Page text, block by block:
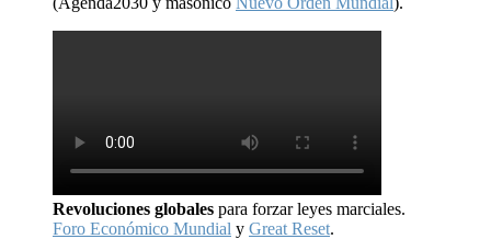
Revoluciones globales para forzar leyes marciales.
Foro Económico Mundial y Great Reset.